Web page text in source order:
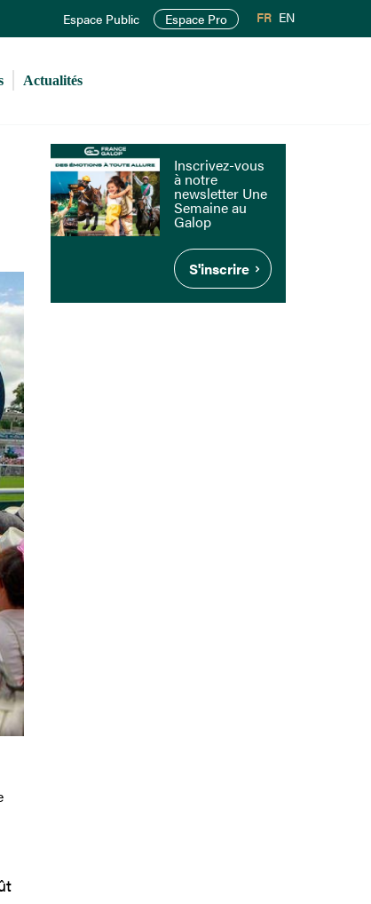
Espace Public Espace Pro FR EN
Actualités
Inscrivez-vous
à notre
newsletter Une
Semaine au
Galop
S'inscrire